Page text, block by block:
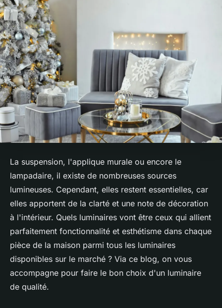
La suspension, l'applique murale ou encore le
lampadaire, il existe de nombreuses sources
lumineuses. Cependant, elles restent essentielles, car
elles apportent de la clarté et une note de décoration
à l'intérieur. Quels luminaires vont être ceux qui allient
parfaitement fonctionnalité et esthétisme dans chaque
pièce de la maison parmi tous les luminaires
disponibles sur le marché ? Via ce blog, on vous
accompagne pour faire le bon choix d'un luminaire
de qualité.